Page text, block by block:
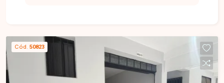
superior, dispõe de 4 salas adicionais para
escritório ou consultório e 2 banheiros, além de
elevador plataforma que garante acessibilidade
entre os andares. Uma excelente oportunidade
Cód. 50823